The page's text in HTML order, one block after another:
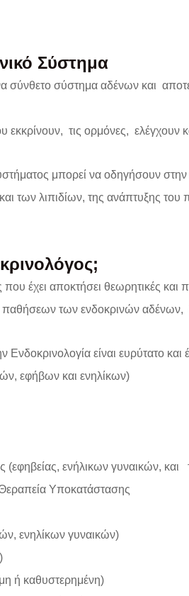
Σύστημα
σύνθετο σύστημα αδένων και
εκκρίνουν, τις ορμόνες,
μπορεί να οδηγήσουν
των λιπιδίων, της ανάπτυξης
που έχει αποκτήσει θεωρητικές
παθήσεων των ενδοκρινών
Ενδοκρινολογία είναι ευρύτατο
εφήβων και ενηλίκων)
(εφηβείας, ενήλικων γυναικών,
Υποκατάστασης
ενηλίκων γυναικών)
ή καθυστερημένη)